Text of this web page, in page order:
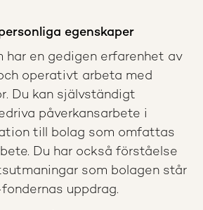
egenskaper
har en gedigen erfarenhet av
operativt arbeta med
Du kan självständigt
påverkansarbete i
till bolag som omfattas
Du har också förståelse
som bolagen står
uppdrag.